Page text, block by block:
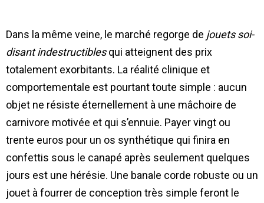
Dans la même veine, le marché regorge de jouets soi-
disant indestructiblesqui atteignent des prix
totalement exorbitants. La réalité clinique et
comportementale est pourtant toute simple : aucun
objet ne résiste éternellement à une mâchoire de
carnivore motivée et qui s’ennuie. Payer vingt ou
trente euros pour un os synthétique qui finira en
confettis sous le canapé après seulement quelques
jours est une hérésie. Une banale corde robuste ou un
jouet à fourrer de conception très simple feront le